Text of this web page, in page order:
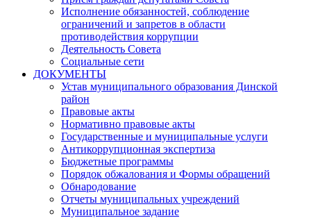
Исполнение обязанностей, соблюдение
ограничений и запретов в области
противодействия коррупции
Деятельность Совета
Социальные сети
ДОКУМЕНТЫ
Устав муниципального образования Динской
район
Правовые акты
Нормативно правовые акты
Государственные и муниципальные услуги
Антикоррупционная экспертиза
Бюджетные программы
Порядок обжалования и Формы обращений
Обнародование
Отчеты муниципальных учреждений
Муниципальное задание